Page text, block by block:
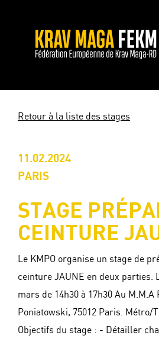
Retour à la liste des stages
11.02.2024
PARIS
STAGE
CEINTURE
Le KMPO organise un stage de
ceinture JAUNE en deux parties.
mars de 14h30 à 17h30 Au M.M.A
Poniatowski, 75012 Paris. Métro/
Objectifs du stage : - Détailler